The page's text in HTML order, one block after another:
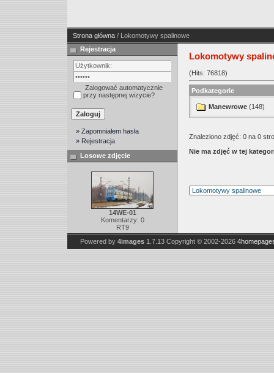
Strona główna / Lokomotywy spalinowe
Rejestracja
Zalogować automatycznie
przy następnej wizycie?
» Zapomniałem hasła
» Rejestracja
Losowe zdjęcie
14WE-01
Komentarzy: 0
RT9
Lokomotywy
(Hits: 76818)
Podkategorie
Manewrowe (148)
Znaleziono zdjęć: 0 na 0
Nie ma zdjęć w tej
Powered by 4images 1.7.13 Copyright © 2002-2026